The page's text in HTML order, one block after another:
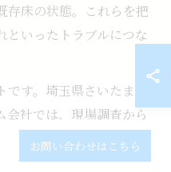
存床の状態。これらを把
といったトラブルにつな
す。埼玉県さいたま市
会社では、現場調査から
かな対応が期待できま
前に複数の床材を比較で
お問い合わせはこちら